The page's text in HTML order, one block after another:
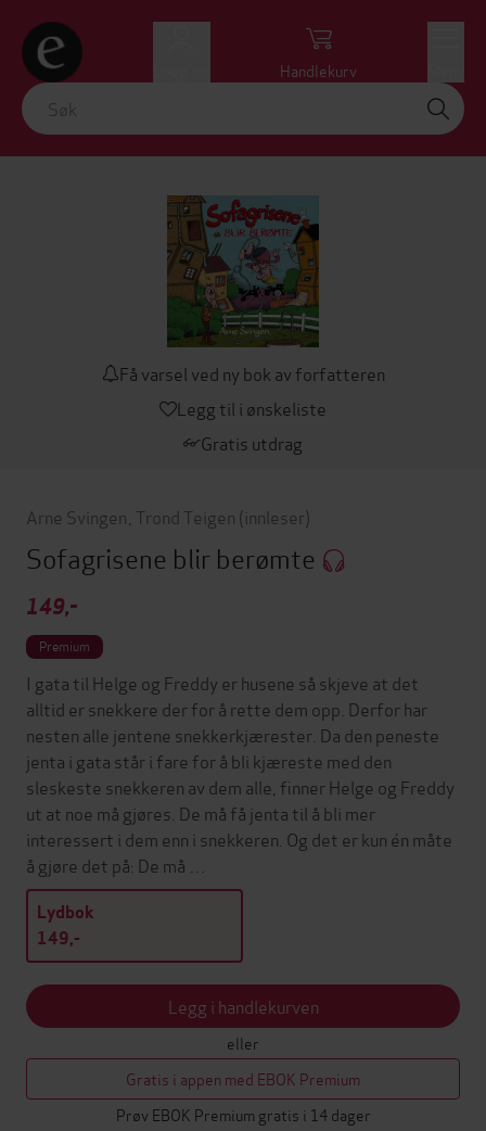
Handlekurv
Få varsel ved ny bok av forfatteren
Legg til i ønskeliste
Gratis utdrag
Arne Svingen Trond Teigen (innleser)
Sofagrisene blir berømte
149,-
Premium
I gata til Helge og Freddy er husene så skjeve at det
alltid er snekkere der for å rette dem opp. Derfor har
nesten alle jentene snekkerkjærester. Da den peneste
jenta i gata står i fare for å bli kjæreste med den
sleskeste snekkeren av dem alle, finner Helge og Freddy
ut at noe må gjøres. De må få jenta til å bli mer
interessert i dem enn i snekkeren. Og det er kun én måte
å gjøre det på: De må …
Lydbok
149,-
Legg i handlekurven
eller
Gratis i appen med EBOK Premium
Prøv EBOK Premium gratis i 14 dager